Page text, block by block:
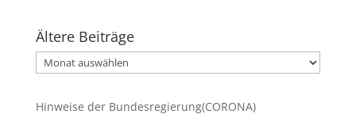
Ältere Beiträge
Ältere
Beiträge
Hinweise der Bundesregierung(CORONA)